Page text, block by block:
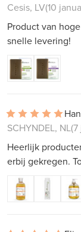
Cesis, LV(10
Product van
snelle levering!
SCHYNDEL, NL(7
Heerlijk
erbij gekregen.